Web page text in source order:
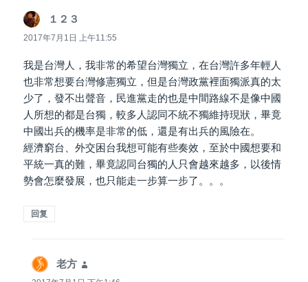
１２３
道：
2017年7月1日 上午11:55
我是台灣人，我非常的希望台灣獨立，在台灣許多年輕人
也非常想要台灣修憲獨立，但是台灣政黨裡面獨派真的太
少了，發不出聲音，民進黨走的也是中間路線不是像中國
人所想的都是台獨，較多人認同不統不獨維持現狀，畢竟
中國出兵的機率是非常的低，還是有出兵的風險在。
經濟窮台、外交困台我想可能有些奏效，至於中國想要和
平統一真的難，畢竟認同台獨的人只會越來越多，以後情
勢會怎麼發展，也只能走一步算一步了。。。
回复
老方